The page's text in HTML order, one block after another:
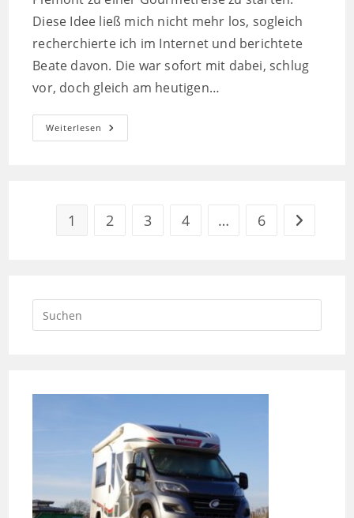
Diese Idee ließ mich nicht mehr los, sogleich
recherchierte ich im Internet und berichtete
Beate davon. Die war sofort mit dabei, schlug
vor, doch gleich am heutigen…
Weiterlesen Raus
Aus
Ins
Piemont
1 2 3 4 … 6 Zur